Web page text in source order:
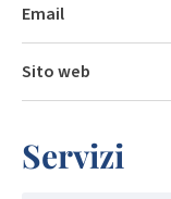
Email
Sito web
Servizi